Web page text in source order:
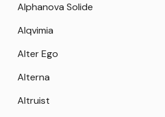
Alphanova Solide
Alqvimia
Alter Ego
Alterna
Altruist